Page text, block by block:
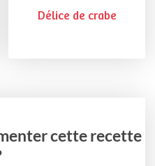
Délice de crabe
cette recette